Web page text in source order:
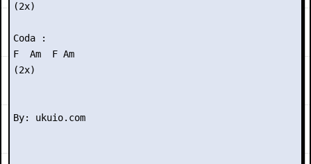
(2x)
Coda :
F  Am  F Am
(2x)